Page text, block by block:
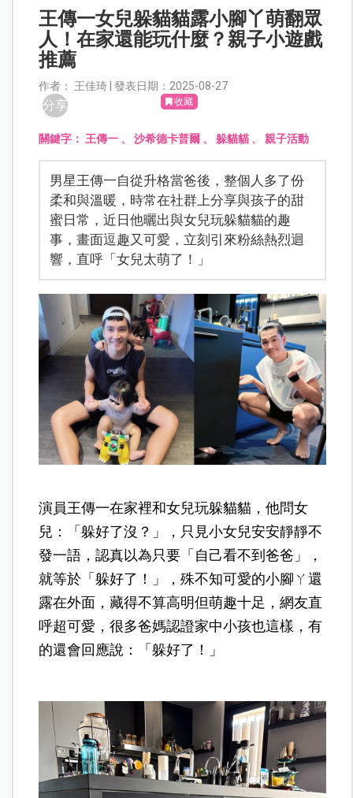
王傳一女兒躲貓貓露小腳丫萌翻眾
人！在家還能玩什麼？親子小遊戲
推薦
作者： 王佳琦 | 發表日期：2025-08-27
分享 收藏
關鍵字：王傳一 、沙希德卡普爾 、躲貓貓 、親子活動
男星王傳一自從升格當爸後，整個人多了份
柔和與溫暖，時常在社群上分享與孩子的甜
蜜日常，近日他曬出與女兒玩躲貓貓的趣
事，畫面逗趣又可愛，立刻引來粉絲熱烈迴
響，直呼「女兒太萌了！」
演員王傳一在家裡和女兒玩躲貓貓，他問女
兒：「躲好了沒？」，只見小女兒安安靜靜不
發一語，認真以為只要「自己看不到爸爸」，
就等於「躲好了！」，殊不知可愛的小腳ㄚ還
露在外面，藏得不算高明但萌趣十足，網友直
呼超可愛，很多爸媽認證家中小孩也這樣，有
的還會回應說：「躲好了！」